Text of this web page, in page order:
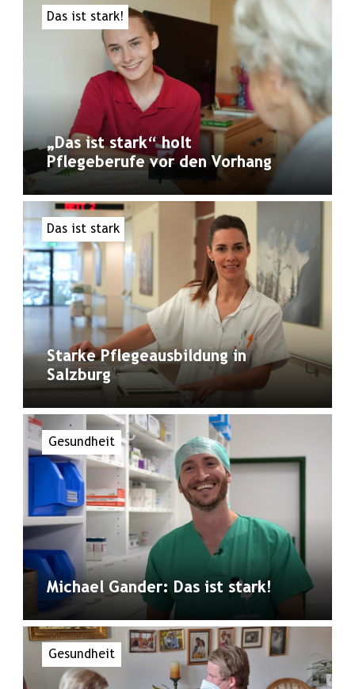
„Das ist stark“ holt
Pflegeberufe vor den Vorhang
Das ist stark!
Starke Pflegeausbildung in
Salzburg
Das ist stark
Michael Gander: Das ist stark!
Gesundheit
Gesundheit